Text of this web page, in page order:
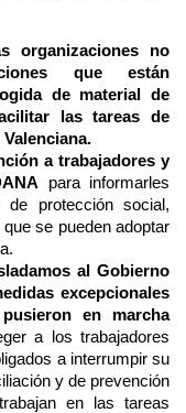
organizaciones no
que están
de material de
las tareas de
a trabajadores y
para informarles
protección social,
se pueden adoptar
al Gobierno
excepcionales
en marcha
a los trabajadores
a interrumpir su
y de prevención
en las tareas